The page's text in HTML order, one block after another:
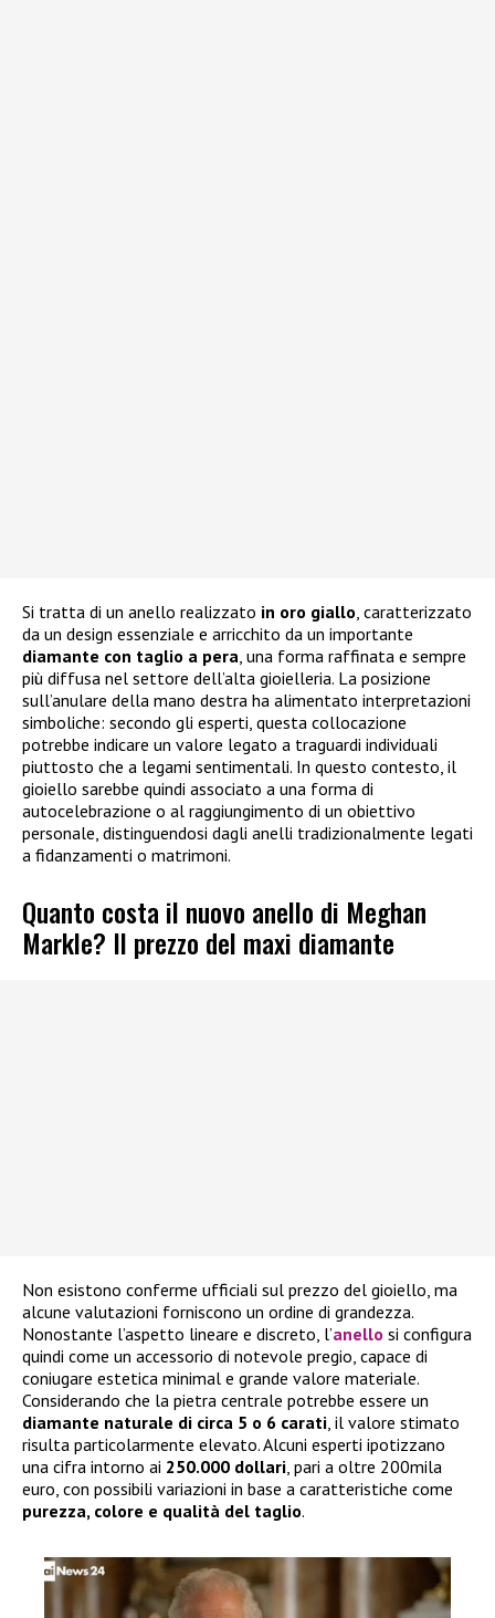
Si tratta di un anello realizzato in oro giallo, caratterizzato
da un design essenziale e arricchito da un importante
diamante con taglio a pera, una forma raffinata e sempre
più diffusa nel settore dell’alta gioielleria. La posizione
sull’anulare della mano destra ha alimentato interpretazioni
simboliche: secondo gli esperti, questa collocazione
potrebbe indicare un valore legato a traguardi individuali
piuttosto che a legami sentimentali. In questo contesto, il
gioiello sarebbe quindi associato a una forma di
autocelebrazione o al raggiungimento di un obiettivo
personale, distinguendosi dagli anelli tradizionalmente legati
a fidanzamenti o matrimoni.
Quanto costa il nuovo anello di Meghan
Markle? Il prezzo del maxi diamante
Non esistono conferme ufficiali sul prezzo del gioiello, ma
alcune valutazioni forniscono un ordine di grandezza.
Nonostante l’aspetto lineare e discreto, l’anello si configura
quindi come un accessorio di notevole pregio, capace di
coniugare estetica minimal e grande valore materiale.
Considerando che la pietra centrale potrebbe essere un
diamante naturale di circa 5 o 6 carati , il valore stimato
risulta particolarmente elevato. Alcuni esperti ipotizzano
una cifra intorno ai 250.000 dollari , pari a oltre 200mila
euro, con possibili variazioni in base a caratteristiche come
purezza, colore e qualità del taglio.